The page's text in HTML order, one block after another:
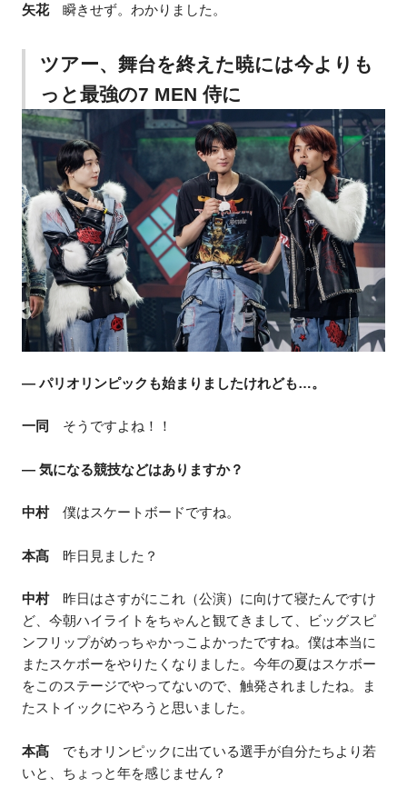
矢花瞬きせず。わかりました。
ツアー、舞台を終えた暁には今よりも
っと最強の7 MEN 侍に
― パリオリンピックも始まりましたけれども…。
一同 そうですよね！！
― 気になる競技などはありますか？
中村僕はスケートボードですね。
本髙 昨日見ました？
中村昨日はさすがにこれ（公演）に向けて寝たんですけ
ど、今朝ハイライトをちゃんと観てきまして、ビッグスピ
ンフリップがめっちゃかっこよかったですね。僕は本当に
またスケボーをやりたくなりました。今年の夏はスケボー
をこのステージでやってないので、触発されましたね。ま
たストイックにやろうと思いました。
本髙 でもオリンピックに出ている選手が自分たちより若
いと、ちょっと年を感じません？